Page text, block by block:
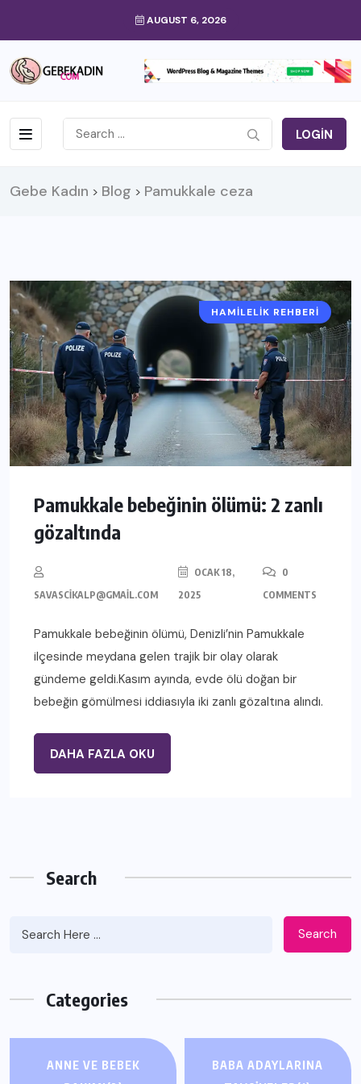
AUGUST 6, 2026
LOGIN
Gebe Kadın > Blog > Pamukkale ceza
HAMILELIK REHBERI
Pamukkale bebeğinin ölümü: 2 zanlı
gözaltında
SAVASCIKALP@GMAIL.COM
OCAK 18,
2025
0
COMMENTS
Pamukkale bebeğinin ölümü, Denizli’nin Pamukkale
ilçesinde meydana gelen trajik bir olay olarak
gündeme geldi.Kasım ayında, evde ölü doğan bir
bebeğin gömülmesi iddiasıyla iki zanlı gözaltına alındı.
DAHA FAZLA OKU
Search
Search
Categories
ANNE VE BEBEK
BABA ADAYLARINA